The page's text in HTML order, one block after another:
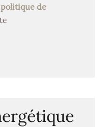
politique de